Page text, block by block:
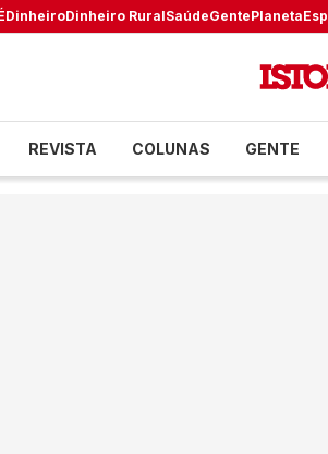
DinheiroDinheiro RuralSaúdeGentePlaneta
REVISTA COLUNAS GENTE